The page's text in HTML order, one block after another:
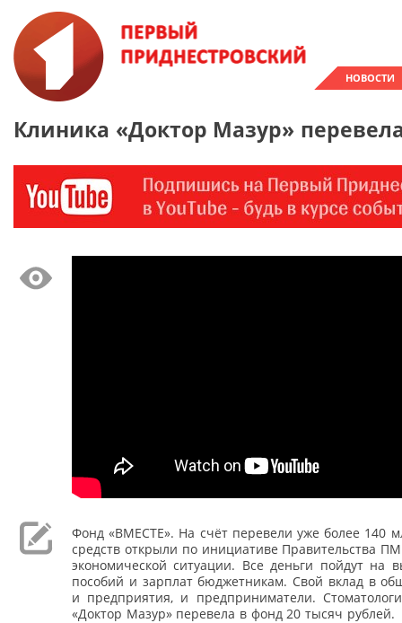
НОВОСТИ
Клиника «Доктор Мазур»
Фонд «ВМЕСТЕ». На счёт перевели уже более 140
средств открыли по инициативе Правительства
экономической ситуации. Все деньги пойдут на
пособий и зарплат бюджетникам. Свой вклад в
и предприятия, и предприниматели.
«Доктор Мазур» перевела в фонд 20 тысяч рублей.